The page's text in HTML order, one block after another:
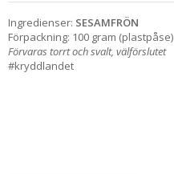
Ingredienser: SESAMFRÖN
Förpackning: 100 gram (plastpåse)
Förvaras torrt och svalt, välförslutet
#kryddlandet